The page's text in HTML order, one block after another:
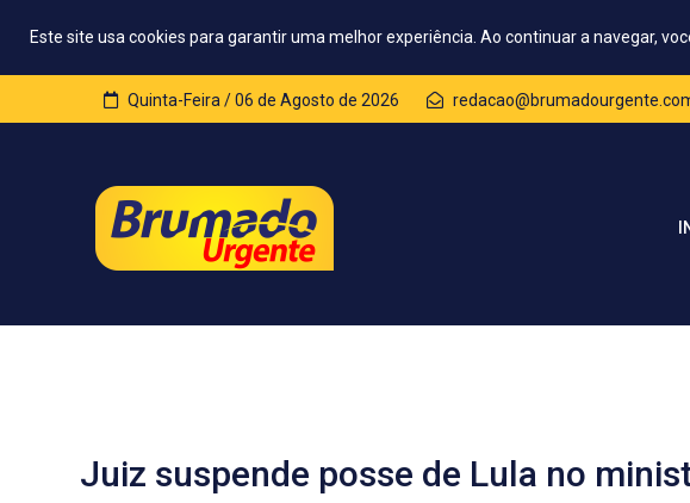
Este site usa cookies para garantir uma melhor experiência. Ao continuar a navegar,
Quinta-Feira / 06 de Agosto de 2026
Juiz suspende posse de Lula no